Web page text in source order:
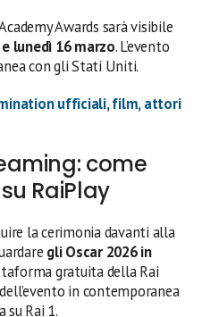
Awards sarà visibile
lunedì 16 marzo. L’evento
con gli Stati Uniti.
ufficiali, film, attori
come
RaiPlay
la cerimonia davanti alla
gli Oscar 2026 in
gratuita della Rai
in contemporanea
su Rai 1.